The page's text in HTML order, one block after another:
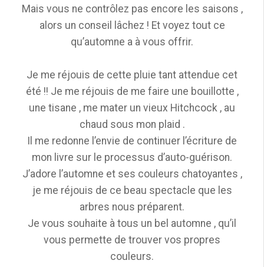
Mais vous ne contrôlez pas encore les saisons ,
alors un conseil lâchez ! Et voyez tout ce
qu’automne a à vous offrir.
Je me réjouis de cette pluie tant attendue cet
été !! Je me réjouis de me faire une bouillotte ,
une tisane , me mater un vieux Hitchcock , au
chaud sous mon plaid .
Il me redonne l’envie de continuer l’écriture de
mon livre sur le processus d’auto-guérison.
J’adore l’automne et ses couleurs chatoyantes ,
je me réjouis de ce beau spectacle que les
arbres nous préparent.
Je vous souhaite à tous un bel automne , qu’il
vous permette de trouver vos propres
couleurs.